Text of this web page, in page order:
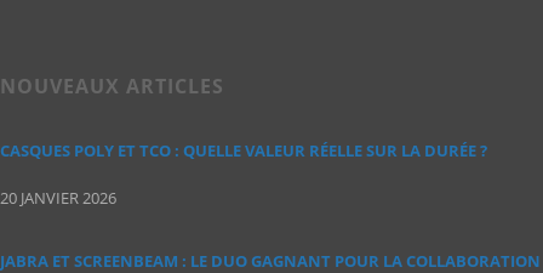
NOUVEAUX ARTICLES
CASQUES POLY ET TCO : QUELLE VALEUR RÉELLE SUR LA DURÉE ?
20 JANVIER 2026
JABRA ET SCREENBEAM : LE DUO GAGNANT POUR LA COLLABORATION